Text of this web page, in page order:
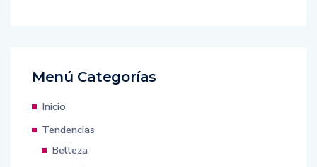
Menú Categorías
Inicio
Tendencias
Belleza